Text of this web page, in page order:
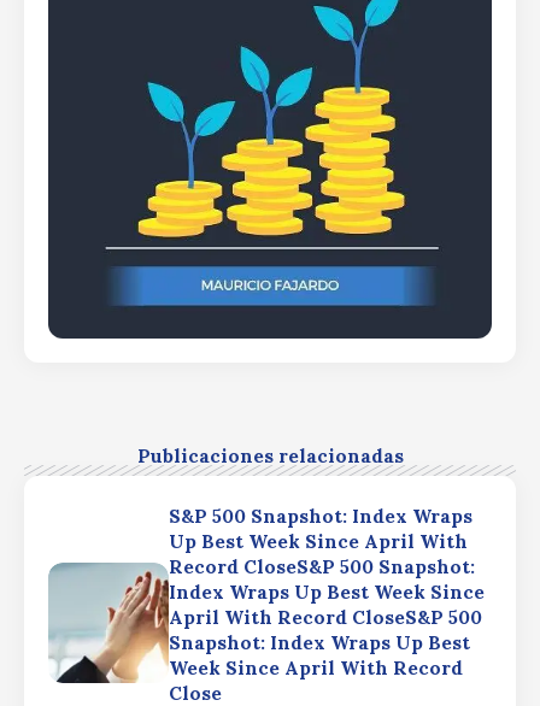
Publicaciones relacionadas
S&P 500 Snapshot: Index Wraps
Up Best Week Since April With
Record CloseS&P 500 Snapshot:
Index Wraps Up Best Week Since
April With Record CloseS&P 500
Snapshot: Index Wraps Up Best
Week Since April With Record
Close